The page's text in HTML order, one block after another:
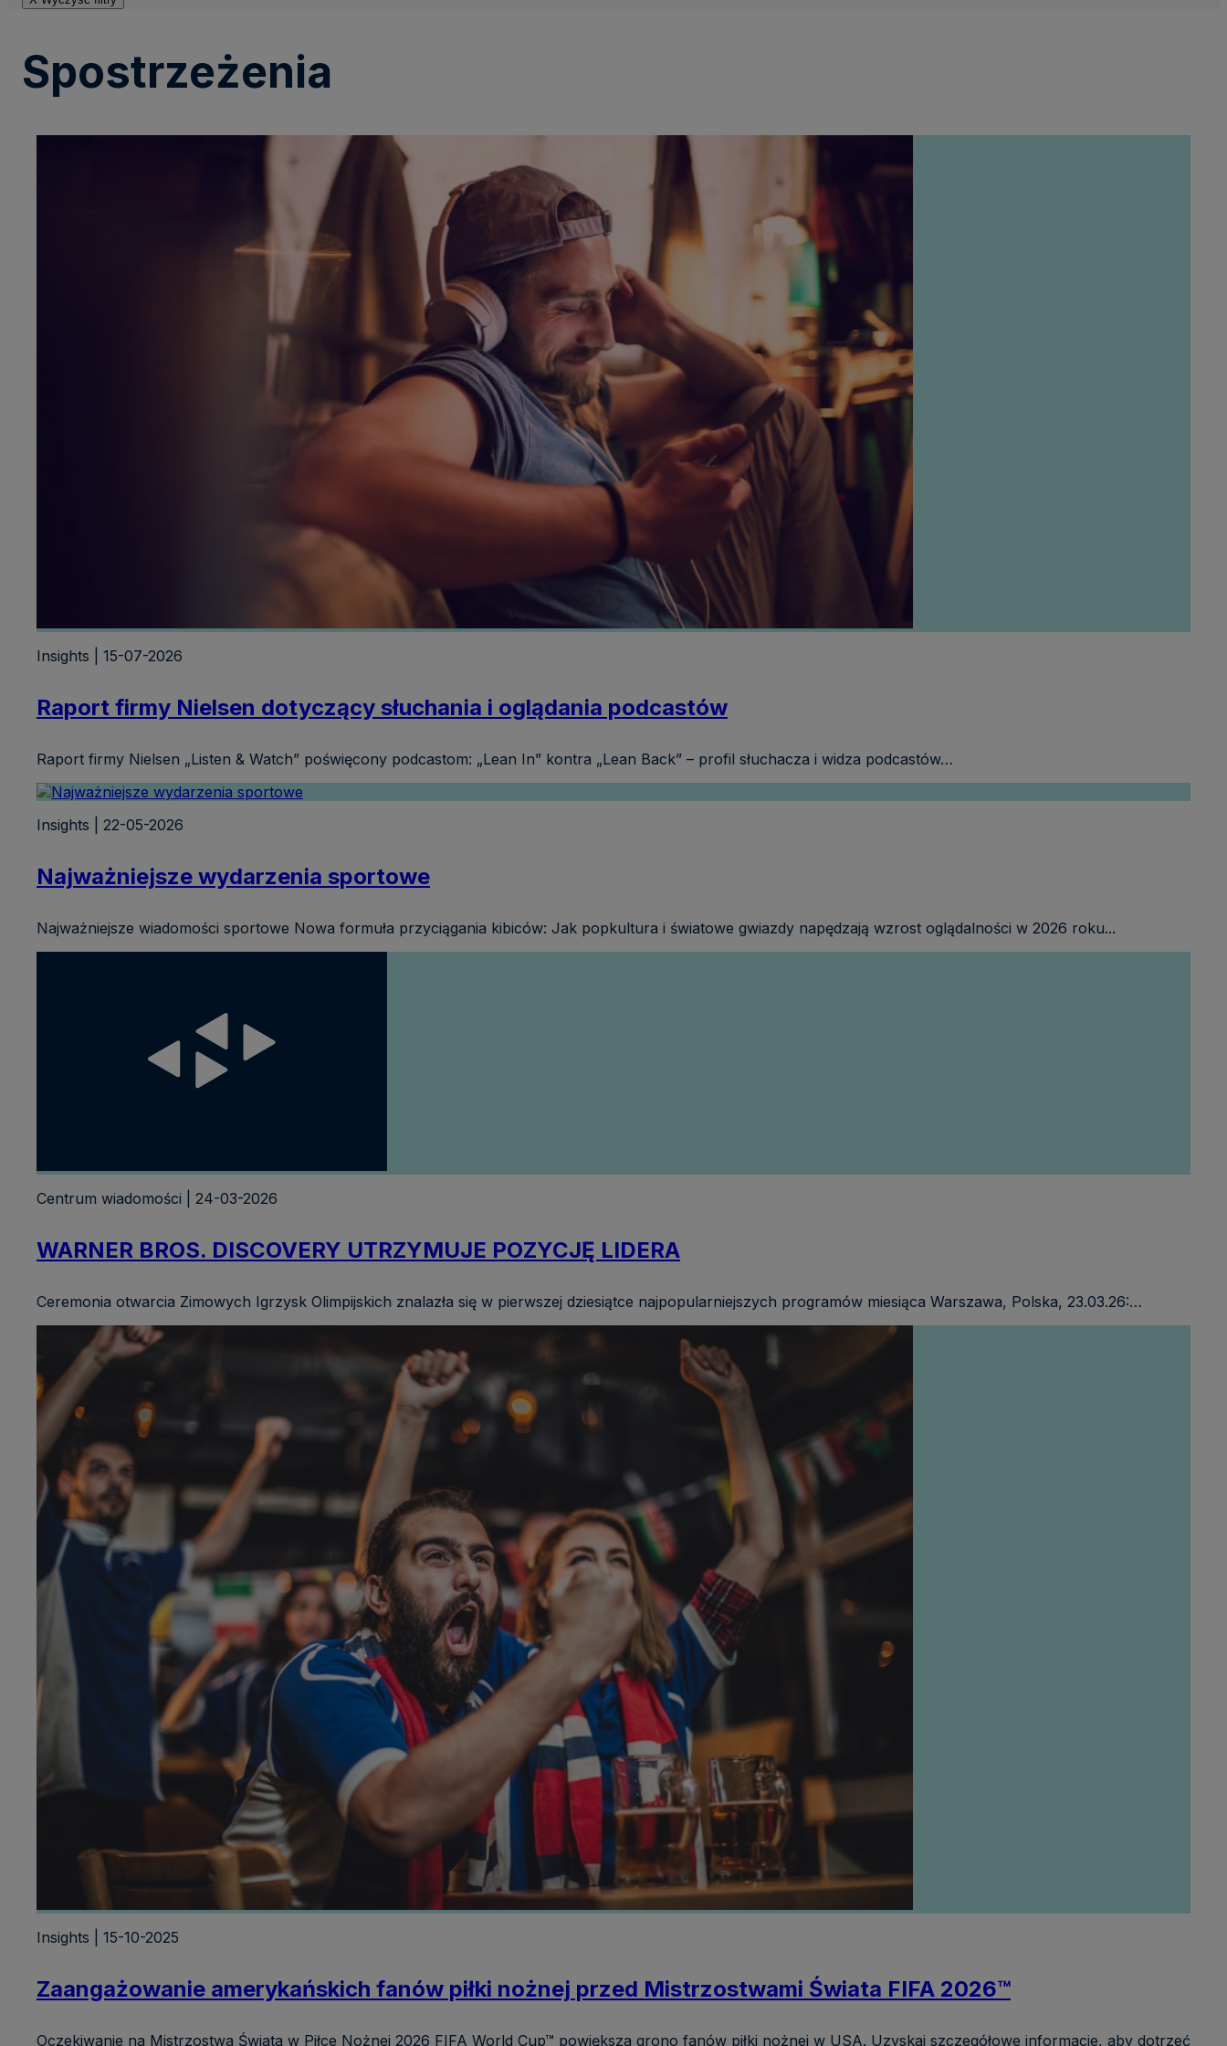
Spostrzeżenia
Insights | 15-07-2026
Raport firmy Nielsen dotyczący słuchania i oglądania podcastów
Raport firmy Nielsen „Listen & Watch” poświęcony podcastom: „Lean In” kontra „Lean Back” – profil słuchacza i widza podcastów…
Insights | 22-05-2026
Najważniejsze wydarzenia sportowe
Najważniejsze wiadomości sportowe Nowa formuła przyciągania kibiców: Jak popkultura i światowe gwiazdy napędzają wzrost oglądalności w 2026 roku...
Centrum wiadomości | 24-03-2026
WARNER BROS. DISCOVERY UTRZYMUJE POZYCJĘ LIDERA
Ceremonia otwarcia Zimowych Igrzysk Olimpijskich znalazła się w pierwszej dziesiątce najpopularniejszych programów miesiąca Warszawa, Polska, 23.03.26:…
Insights | 15-10-2025
Zaangażowanie amerykańskich fanów piłki nożnej przed Mistrzostwami Świata FIFA 2026™
Oczekiwanie na Mistrzostwa Świata w Piłce Nożnej 2026 FIFA World Cup™ powiększa grono fanów piłki nożnej w USA. Uzyskaj szczegółowe informacje, aby dotrzeć